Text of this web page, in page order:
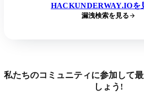
HACKUNDERWAY.IOを
漏洩検索を見る
私たちのコミュニティに参加して
しょう!